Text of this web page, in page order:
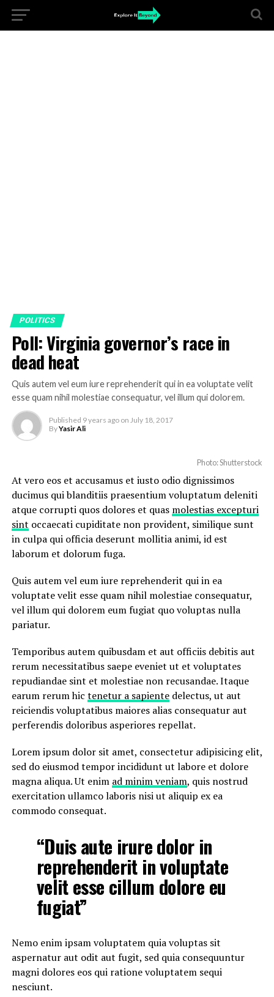
POLITICS
Poll: Virginia governor’s race in
dead heat
Quis autem vel eum iure reprehenderit qui in ea voluptate velit
esse quam nihil molestiae consequatur, vel illum qui dolorem.
Published 9 years ago on July 18, 2017
ByYasir Ali
Photo: Shutterstock
At vero eos et accusamus et iusto odio dignissimos
ducimus qui blanditiis praesentium voluptatum deleniti
atque corrupti quos dolores et quas molestias excepturi
sint occaecati cupiditate non provident, similique sunt
in culpa qui officia deserunt mollitia animi, id est
laborum et dolorum fuga.
Quis autem vel eum iure reprehenderit qui in ea
voluptate velit esse quam nihil molestiae consequatur,
vel illum qui dolorem eum fugiat quo voluptas nulla
pariatur.
Temporibus autem quibusdam et aut officiis debitis aut
rerum necessitatibus saepe eveniet ut et voluptates
repudiandae sint et molestiae non recusandae. Itaque
earum rerum hic tenetur a sapientedelectus, ut aut
reiciendis voluptatibus maiores alias consequatur aut
perferendis doloribus asperiores repellat.
Lorem ipsum dolor sit amet, consectetur adipisicing elit,
sed do eiusmod tempor incididunt ut labore et dolore
magna aliqua. Ut enim ad minim veniam, quis nostrud
exercitation ullamco laboris nisi ut aliquip ex ea
commodo consequat.
“Duis aute irure dolor in
reprehenderit in voluptate
velit esse cillum dolore eu
fugiat”
Nemo enim ipsam voluptatem quia voluptas sit
aspernatur aut odit aut fugit, sed quia consequuntur
magni dolores eos qui ratione voluptatem sequi
nesciunt.